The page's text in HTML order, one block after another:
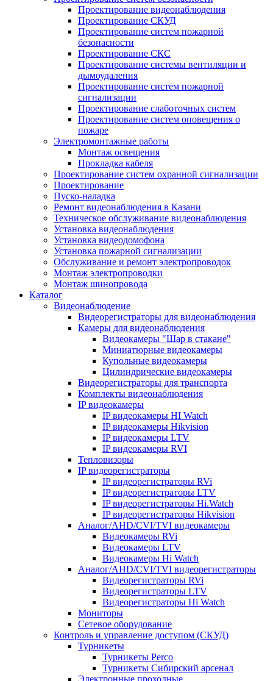
Проектирование видеонаблюдения
Проектирование СКУД
Проектирование систем пожарной
безопасности
Проектирование СКС
Проектирование системы вентиляции и
дымоудаления
Проектирование систем пожарной
сигнализации
Проектирование слаботочных систем
Проектирование систем оповещения о
пожаре
Электромонтажные работы
Монтаж освещения
Прокладка кабеля
Проектирование систем охранной сигнализации
Проектирование
Пуско-наладка
Ремонт видеонаблюдения в Казани
Техническое обслуживание видеонаблюдения
Установка видеонаблюдения
Установка видеодомофона
Установка пожарной сигнализации
Обслуживание и ремонт электропроводок
Монтаж электропроводки
Монтаж шинопровода
Каталог
Видеонаблюдение
Видеорегистраторы для видеонаблюдения
Камеры для видеонаблюдения
Видеокамеры "Шар в стакане"
Миниатюрные видеокамеры
Купольные видеокамеры
Цилиндрические видеокамеры
Видеорегистраторы для транспорта
Комплекты видеонаблюдения
IP видеокамеры
IP видеокамеры HI Watch
IP видеокамеры Hikvision
IP видеокамеры LTV
IP видеокамеры RVI
Тепловизоры
IP видеорегистраторы
IP видеорегистраторы RVi
IP видеорегистраторы LTV
IP видеорегистраторы Hi.Watch
IP видеорегистраторы Hikvision
Аналог/AHD/CVI/TVI видеокамеры
Видеокамеры RVi
Видеокамеры LTV
Видеокамеры Hi Watch
Аналог/AHD/CVI/TVI видеорегистраторы
Видеорегистраторы RVi
Видеорегистраторы LTV
Видеорегистраторы Hi Watch
Мониторы
Сетевое оборудование
Контроль и управление доступом (СКУД)
Турникеты
Турникеты Perco
Турникеты Сибирский арсенал
Электронные проходные